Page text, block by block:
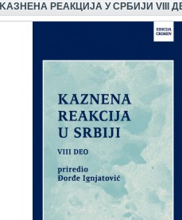
KАЗНЕНА РЕАКЦИЈА У СРБИЈИ VIII